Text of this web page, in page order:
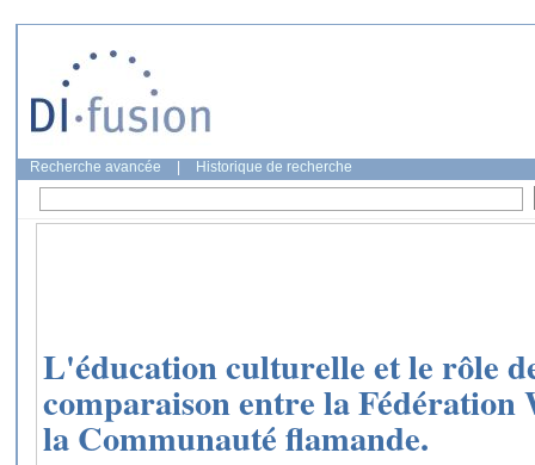
Recherche avancée Historique de recherche
L'éducation culturelle et le rôle
comparaison entre la Fédération
la Communauté flamande.